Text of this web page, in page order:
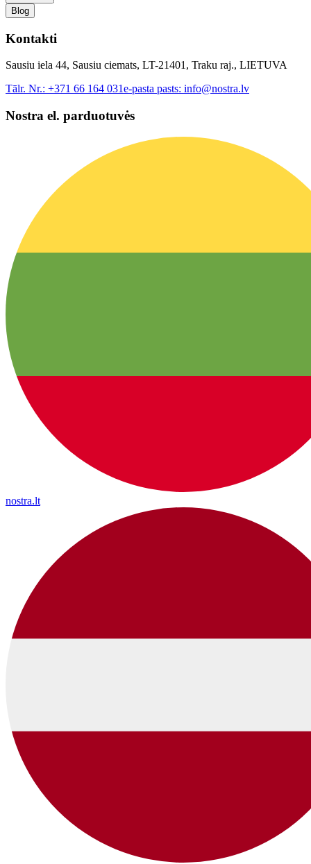
Blog
Kontakti
Sausiu iela 44, Sausiu ciemats, LT-21401, Traku raj., LIETUVA
Tālr. Nr.: +371 66 164 031e-pasta pasts: info@nostra.lv
Nostra el. parduotuvės
nostra.lt